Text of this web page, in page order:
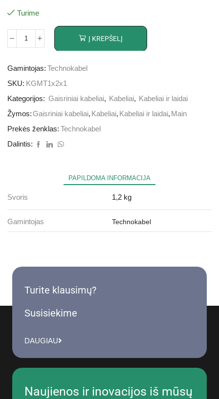
Turime
Į KREPŠELĮ
Gamintojas: Technokabel
SKU: KGMT1x2x1
Kategorijos: Gaisriniai kabeliai, Kabeliai, Kabeliai ir laidai
Žymos:Gaisriniai kabeliai, Kabeliai, Kabeliai ir laidai, Main
Prekės ženklas: Technokabel
Dalintis:
PAPILDOMA INFORMACIJA
Svoris 1,2 kg
Gamintojas Technokabel
Turite klausimų?
Susisiekime
DAUGIAU
Naujienos ir inovacijos iš mūsų